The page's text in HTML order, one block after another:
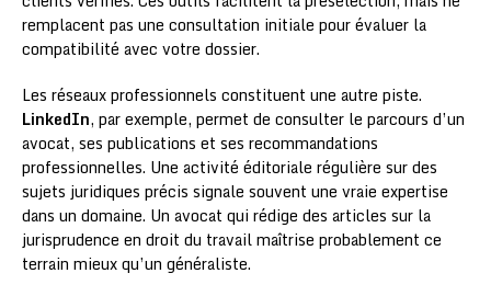
remplacent pas une consultation initiale pour évaluer la
compatibilité avec votre dossier.
Les réseaux professionnels constituent une autre piste.
LinkedIn, par exemple, permet de consulter le parcours d’un
avocat, ses publications et ses recommandations
professionnelles. Une activité éditoriale régulière sur des
sujets juridiques précis signale souvent une vraie expertise
dans un domaine. Un avocat qui rédige des articles sur la
jurisprudence en droit du travail maîtrise probablement ce
terrain mieux qu’un généraliste.